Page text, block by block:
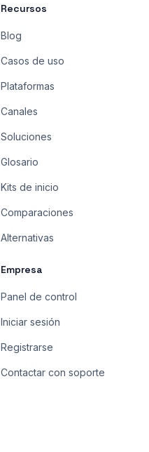
Recursos
Blog
Casos de uso
Plataformas
Canales
Soluciones
Glosario
Kits de inicio
Comparaciones
Alternativas
Empresa
Panel de control
Iniciar sesión
Registrarse
Contactar con soporte